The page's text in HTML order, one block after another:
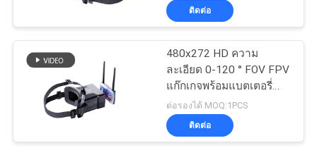
ติดต่อ
480x272 HD ความ
ละเอียด 0-120 ° FOV FPV
แก๊กเกจพร้อมแบตเตอรี่
600mAh สําหรับหูฟัง
Drone
ต่อรองได้ MOQ:1PCS
ติดต่อ